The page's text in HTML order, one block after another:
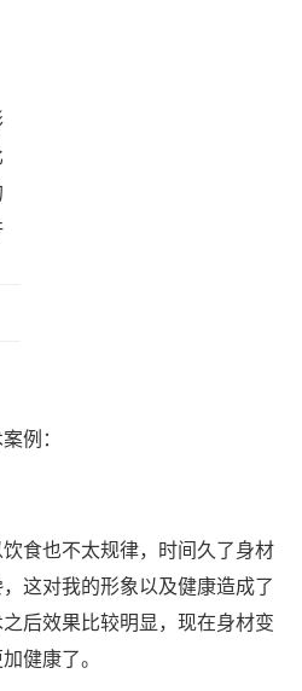
例：
食也不太规律，时间久了身材
这对我的形象以及健康造成了
后效果比较明显，现在身材变
健康了。